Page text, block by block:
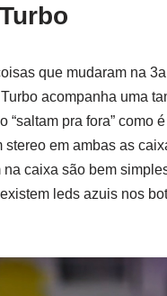
que mudaram na
acompanha uma
“saltam pra fora” como
stereo em ambas as
caixa são bem
leds azuis nos